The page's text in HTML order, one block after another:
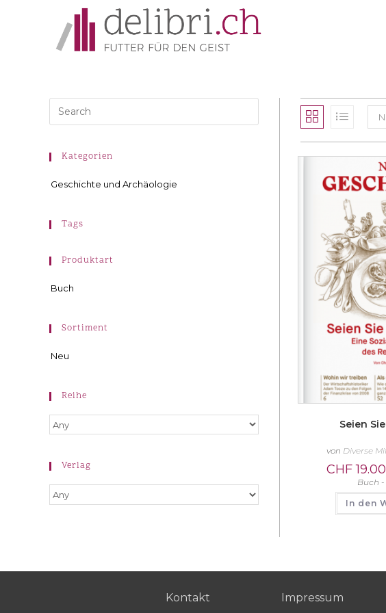
Seien
von Diverse
CHF19.00
Buch -
In den
Kategorien
Geschichte und Archäologie
Tags
Produktart
Buch
Sortiment
Neu
Reihe
Verlag
Kontakt Impressum